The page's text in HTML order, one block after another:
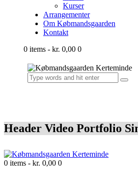
Kurser
Arrangementer
Om Købmandsgaarden
Kontakt
0 items - kr. 0,00 0
Header Video Portfolio
0 items - kr. 0,00 0